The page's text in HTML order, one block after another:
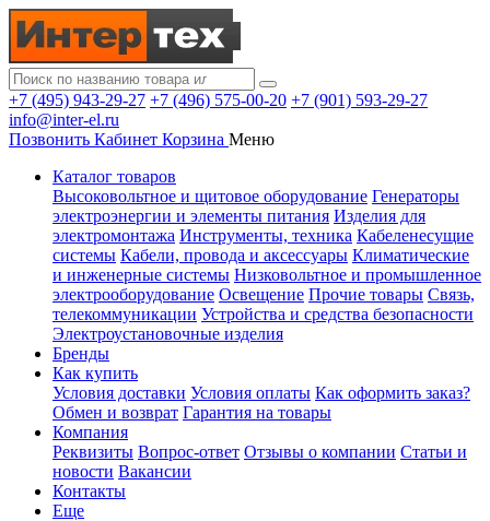
+7 (495) 943-29-27 +7 (496) 575-00-20 +7 (901) 593-29-27
info@inter-el.ru
Позвонить Кабинет Корзина Меню
Каталог товаров
Высоковольтное и щитовое оборудование Генераторы
электроэнергии и элементы питания Изделия для
электромонтажа Инструменты, техника Кабеленесущие
системы Кабели, провода и аксессуары Климатические
и инженерные системы Низковольтное и промышленное
электрооборудование Освещение Прочие товары Связь,
телекоммуникации Устройства и средства безопасности
Электроустановочные изделия
Бренды
Как купить
Условия доставки Условия оплаты Как оформить заказ?
Обмен и возврат Гарантия на товары
Компания
Реквизиты Вопрос-ответ Отзывы о компании Статьи и
новости Вакансии
Контакты
Еще